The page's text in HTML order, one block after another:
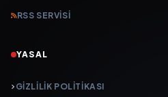
RSS SERVISI
YASAL
GIZLILIK POLITIKASI